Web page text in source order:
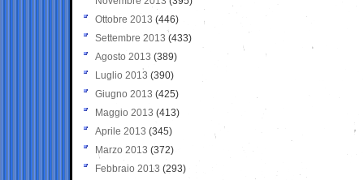
Ottobre 2013 (446)
Settembre 2013 (433)
Agosto 2013 (389)
Luglio 2013 (390)
Giugno 2013 (425)
Maggio 2013 (413)
Aprile 2013 (345)
Marzo 2013 (372)
Febbraio 2013 (293)